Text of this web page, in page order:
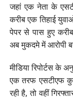
जहां एक नेता के
करीब एक तिहाई
पेपर से पास हुए
अब मुकदमे में आरोपी
मीडिया रिपोर्टस के
एक तरफ एसटीएफ
रही है, तो वहीं